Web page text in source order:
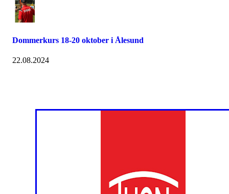
Dommerkurs 18-20 oktober i Ålesund
22.08.2024